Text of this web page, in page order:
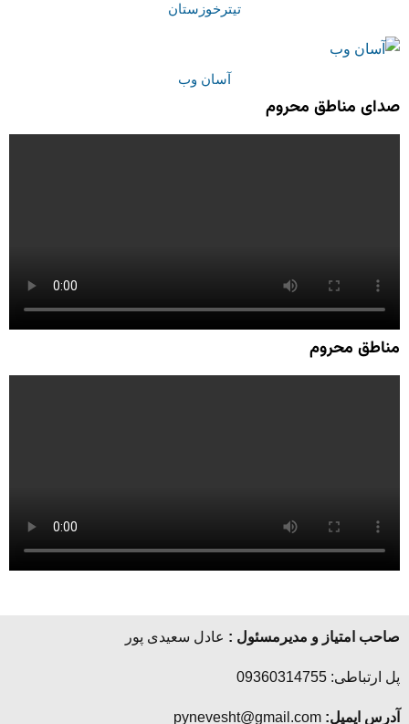
تیترخوزستان
آسان وب
صدای مناطق محروم
مناطق محروم
صاحب امتیاز و مدیرمسئول : عادل سعیدی پور
پل ارتباطی: 09360314755
آدرس ایمیل: